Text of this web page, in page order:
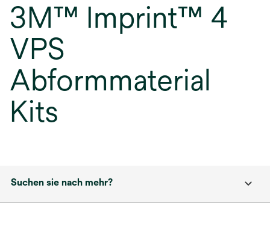
3M™ Imprint™ 4
VPS
Abformmaterial
Kits
Suchen sie nach mehr?